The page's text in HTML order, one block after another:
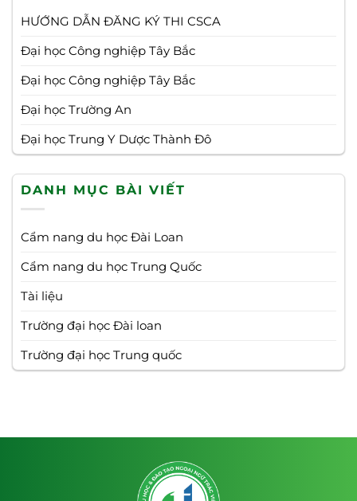
HƯỚNG DẪN ĐĂNG KÝ THI CSCA
Đại học Công nghiệp Tây Bắc
Đại học Công nghiệp Tây Bắc
Đại học Trường An
Đại học Trung Y Dược Thành Đô
DANH MỤC BÀI VIẾT
Cẩm nang du học Đài Loan
Cẩm nang du học Trung Quốc
Tài liệu
Trường đại học Đài loan
Trường đại học Trung quốc